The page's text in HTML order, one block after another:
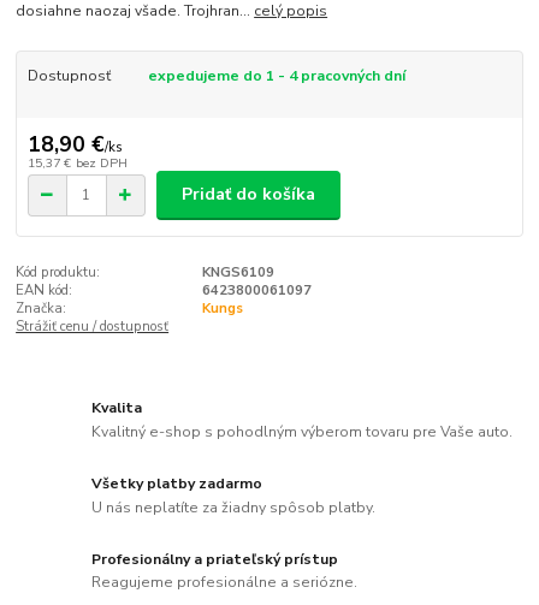
dosiahne naozaj všade. Trojhran... celý popis
Dostupnosť expedujeme do 1 - 4 pracovných dní
18,90 €/ks
15,37 € bez DPH
Pridať do košíka
Kód produktu:
KNGS6109
EAN kód:
6423800061097
Značka:
Kungs
Strážiť cenu / dostupnosť
Kvalita
Kvalitný e-shop s pohodlným výberom tovaru pre Vaše auto.
Všetky platby zadarmo
U nás neplatíte za žiadny spôsob platby.
Profesionálny a priateľský prístup
Reagujeme profesionálne a seriózne.